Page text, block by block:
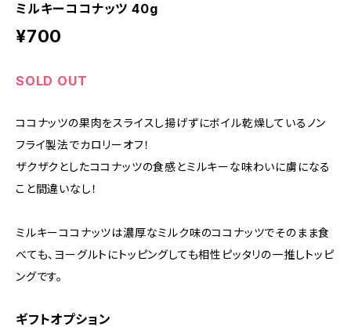
ミルキーココナッツ 40g
¥700
SOLD OUT
ココナッツの果肉をスライスし揚げずにボイル乾燥しているノン
フライ製法でカロリーオフ！
ザクザクとしたココナッツの食感とミルキーな味わいに虜になる
こと間違いなし！
ミルキーココナッツは濃厚なミルク味のココナッツでそのまま食
べても、ヨーグルトにトッピングしても相性ピッタリの一推しトッピ
ングです。
ギフトオプション